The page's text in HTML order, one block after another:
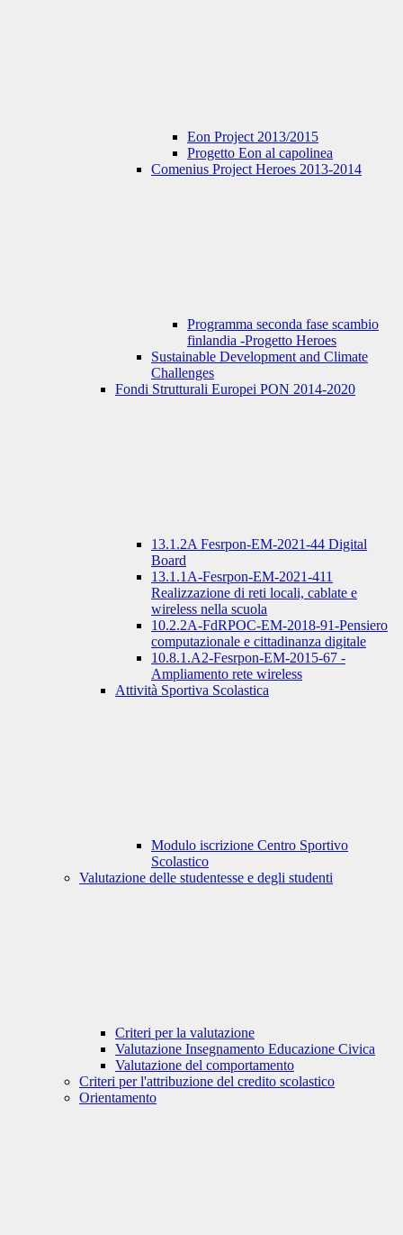
Eon Project 2013/2015
Progetto Eon al capolinea
Comenius Project Heroes 2013-2014
Programma seconda fase scambio
finlandia -Progetto Heroes
Sustainable Development and Climate
Challenges
Fondi Strutturali Europei PON 2014-2020
13.1.2A Fesrpon-EM-2021-44 Digital
Board
13.1.1A-Fesrpon-EM-2021-411
Realizzazione di reti locali, cablate e
wireless nella scuola
10.2.2A-FdRPOC-EM-2018-91-Pensiero
computazionale e cittadinanza digitale
10.8.1.A2-Fesrpon-EM-2015-67 -
Ampliamento rete wireless
Attività Sportiva Scolastica
Modulo iscrizione Centro Sportivo
Scolastico
Valutazione delle studentesse e degli studenti
Criteri per la valutazione
Valutazione Insegnamento Educazione Civica
Valutazione del comportamento
Criteri per l'attribuzione del credito scolastico
Orientamento